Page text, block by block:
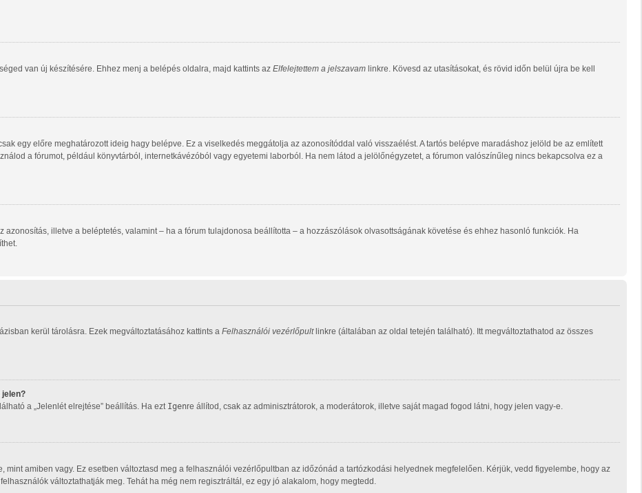
van új készítésére. Ehhez menj a belépés oldalra, majd kattints az Elfelejtettem a jelszavam linkre. Kövesd az utasításokat, és rövid időn belül újra be kell
egy előre meghatározott ideig hagy belépve. Ez a viselkedés meggátolja az azonosítóddal való visszaélést. A tartós belépve maradáshoz jelöld be az említett
a fórumot, például könyvtárból, internetkávézóból vagy egyetemi laborból. Ha nem látod a jelölőnégyzetet, a fórumon valószínűleg nincs bekapcsolva ez a
azonosítás, illetve a beléptetés, valamint – ha a fórum tulajdonosa beállította – a hozzászólások olvasottságának követése és ehhez hasonló funkciók. Ha
kerül tárolásra. Ezek megváltoztatásához kattints a Felhasználói vezérlőpultlinkre (általában az oldal tetején található). Itt megváltoztathatod az összes
jelen?
a „Jelenlét elrejtése” beállítás. Ha ezt Igenre állítod, csak az adminisztrátorok, a moderátorok, illetve saját magad fogod látni, hogy jelen vagy-e.
amiben vagy. Ez esetben változtasd meg a felhasználói vezérlőpultban az időzónád a tartózkodási helyednek megfelelően. Kérjük, vedd figyelembe, hogy az
változtathatják meg. Tehát ha még nem regisztráltál, ez egy jó alakalom, hogy megtedd.